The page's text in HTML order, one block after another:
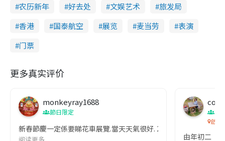
农历新年 好去处 文娱艺术
旅发局
香港
国泰航空 展览 麦当劳
表演
门票
更多真实评价
monkeyray1688
節日限定
新春節慶一定係要睇花車展覽.當天天氣很好. 2月18至26日到啟
co
節
啟德
由年初二（